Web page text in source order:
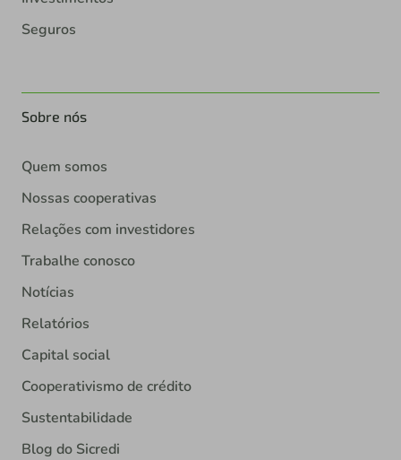
Seguros
Sobre nós
Quem somos
Nossas cooperativas
Relações com investidores
Trabalhe conosco
Notícias
Relatórios
Capital social
Cooperativismo de crédito
Sustentabilidade
Blog do Sicredi